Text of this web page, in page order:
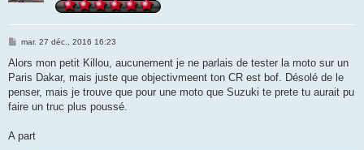
M
s
a
g
mar. 27 déc., 2016 16:23
Alors mon petit Killou, aucunement je ne parlais de tester la moto sur un
Paris Dakar, mais juste que objectivmeent ton CR est bof. Désolé de le
penser, mais je trouve que pour une moto que Suzuki te prete tu aurait pu
faire un truc plus poussé.
A part